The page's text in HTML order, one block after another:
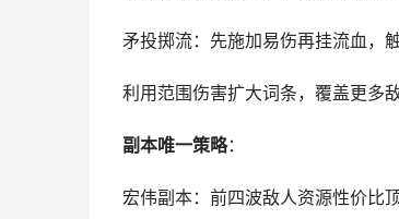
矛投掷流：先施加易伤再挂流血，
利用范围伤害扩大词条，覆盖更多
副本唯一策略：
宏伟副本：前四波敌人资源性价比